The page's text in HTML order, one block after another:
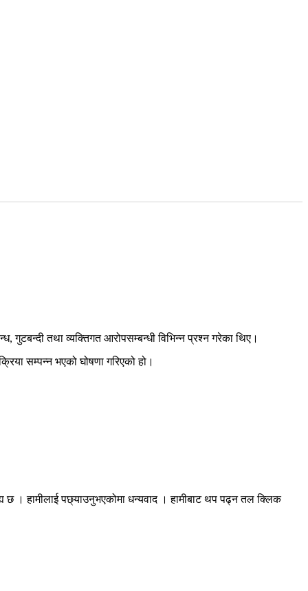
गुटबन्दी तथा व्यक्तिगत आरोपसम्बन्धी विभिन्न प्रश्न गरेका थिए।
सम्पन्न भएको घोषणा गरिएको हो।
छ । हामीलाई पछ्याउनुभएकोमा धन्यवाद । हामीबाट थप पढ्न तल क्लिक